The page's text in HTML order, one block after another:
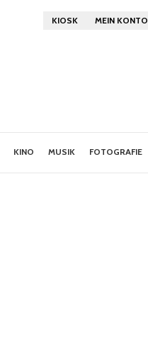
KIOSK MEIN KONTO
KINO MUSIK FOTOGRAFIE